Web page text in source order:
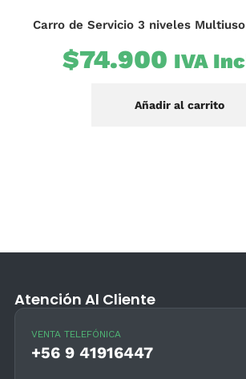
Carro de Servicio 3 niveles Multiuso
$74.900 IVA
Añadir al carrito
Atención Al Cliente
VENTA TELEFÓNICA
+56 9 41916447